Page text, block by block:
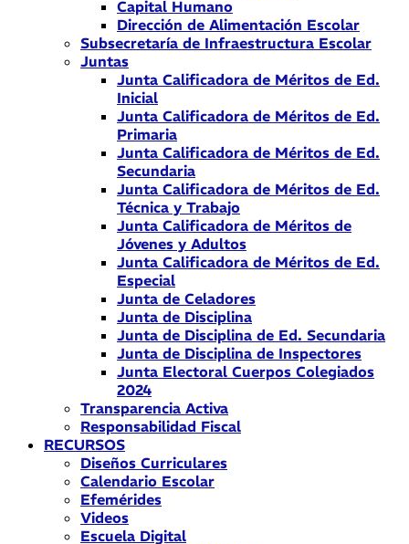
Capital Humano
Dirección de Alimentación Escolar
Subsecretaría de Infraestructura Escolar
Juntas
Junta Calificadora de Méritos de Ed.
Inicial
Junta Calificadora de Méritos de Ed.
Primaria
Junta Calificadora de Méritos de Ed.
Secundaria
Junta Calificadora de Méritos de Ed.
Técnica y Trabajo
Junta Calificadora de Méritos de
Jóvenes y Adultos
Junta Calificadora de Méritos de Ed.
Especial
Junta de Celadores
Junta de Disciplina
Junta de Disciplina de Ed. Secundaria
Junta de Disciplina de Inspectores
Junta Electoral Cuerpos Colegiados
2024
Transparencia Activa
Responsabilidad Fiscal
RECURSOS
Diseños Curriculares
Calendario Escolar
Efemérides
Videos
Escuela Digital